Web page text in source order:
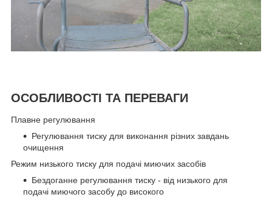
ОСОБЛИВОСТІ ТА ПЕРЕВАГИ
Плавне регулювання
Регулювання тиску для виконання різних завдань
очищення
Режим низького тиску для подачі миючих засобів
Бездоганне регулювання тиску - від низького для
подачі миючого засобу до високого